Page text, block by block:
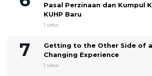
Pasal Perzinaan dan Kumpul
KUHP Baru
1 view
Getting to the Other Side of
Changing Experience
1 view